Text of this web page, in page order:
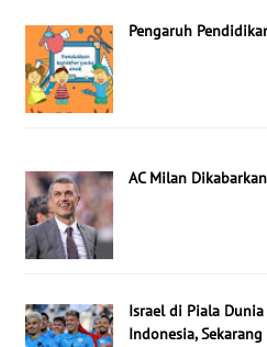
Pengaruh
AC Milan
Israel di Piala
Indonesia,